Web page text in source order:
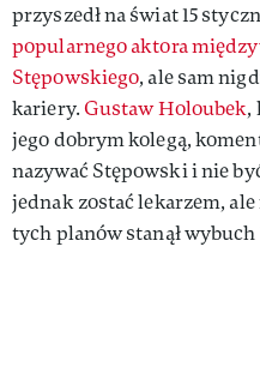
przyszedł na świat 15
popularnego aktora
Stępowskiego, ale sam
kariery.Gustaw Holoubek,
jego dobrym kolegą,
nazywać Stępowski i nie
jednak zostać lekarzem,
tych planów stanął